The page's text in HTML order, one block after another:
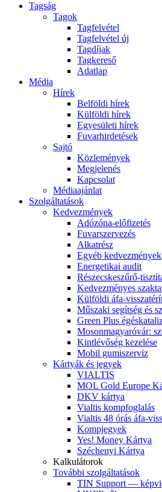
Tagság
Tagok
Tagfelvétel
Tagfelvétel új
Tagdíjak
Tagkereső
Adatlap
Média
Hírek
Belföldi hírek
Külföldi hírek
Egyesületi hírek
Fuvarhirdetések
Sajtó
Közlemények
Megjelenés
Kapcsolat
Médiaajánlat
Szolgáltatások
Kedvezmények
Adózóna-előfizetés
Fuvarszervezés
Alkatrész
Egyéb kedvezmények
Energetikai audit
Részecskeszűrő-
Kedvezményes
Külföldi áfa-
Műszaki segítség és
Green Plus
Mosonmagyaróvár:
Kintlévőség kezelése
Mobil gumiszerviz
Kártyák és jegyek
VIALTIS
MOL Gold Europe
DKV kártya
Vialtis kompfoglalás
Vialtis 48 órás áfa-
Kompjegyek
Yes! Money Kártya
Széchenyi Kártya
Kalkulátorok
További szolgáltatások
TIN Support —